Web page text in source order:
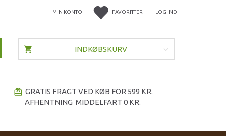
FAVORITTER LOG IND
MIN KONTO
redeem GRATIS FRAGT VED KØB FOR 599 KR.
AFHENTNING MIDDELFART 0 KR.
INDKØBSKURV